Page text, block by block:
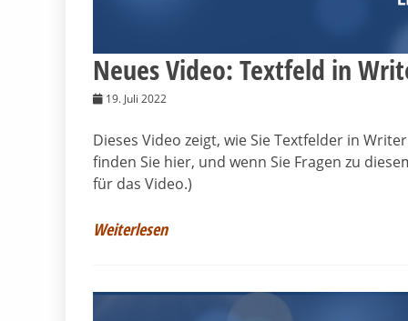
Neues Video: Textfeld in
19. Juli 2022
Dieses Video zeigt, wie Sie Textfelder in
finden Sie hier, und wenn Sie Fragen zu
für das Video.)
Weiterlesen